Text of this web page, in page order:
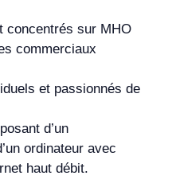
concentrés sur MHO
commerciaux
et passionnés de
d’un
ordinateur avec
haut débit.